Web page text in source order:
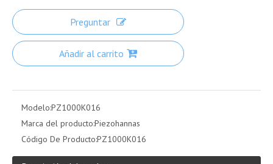
Preguntar
Añadir al carrito
Modelo:PZ1000K016
Marca del producto:Piezohannas
Código De Producto:PZ1000K016